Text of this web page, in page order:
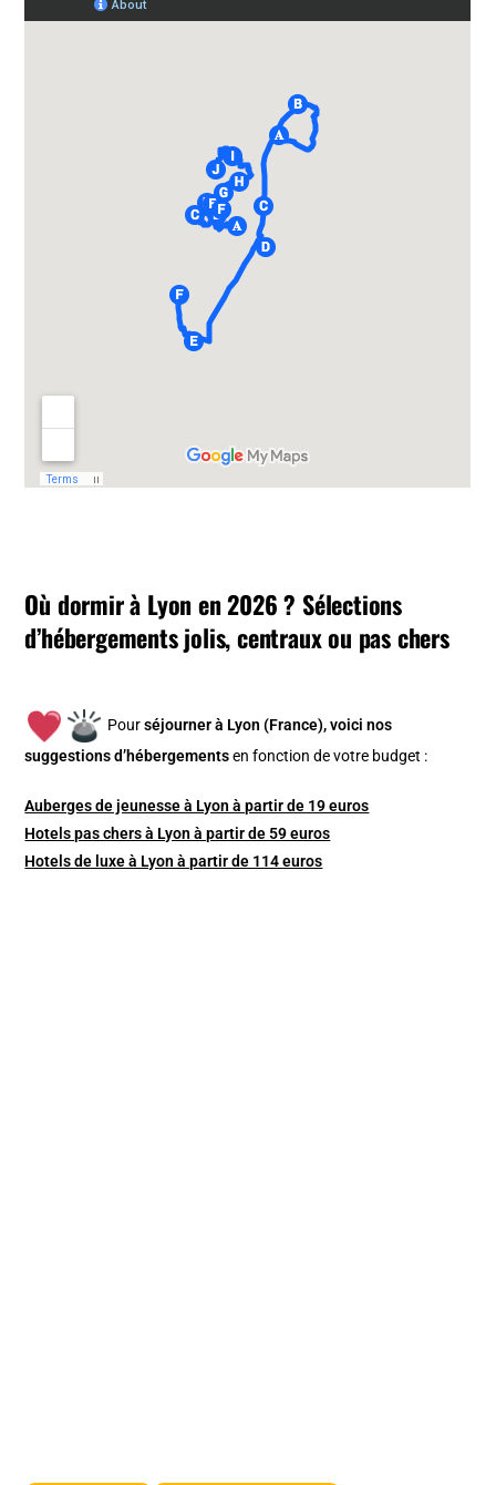
Où dormir à Lyon en 2026 ? Sélections
d’hébergements jolis, centraux ou pas chers
Pourséjourner à Lyon (France), voici nos
suggestions d’hébergements en fonction de votre budget :
Auberges de jeunesse à Lyon à partir de 19 euros
Hotels pas chers à Lyon à partir de 59 euros
Hotels de luxe à Lyon à partir de 114 euros